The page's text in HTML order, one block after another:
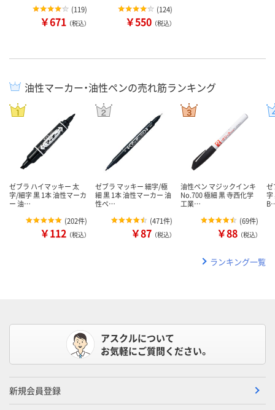
(119)
￥671 （税込）
(124)
￥550 （税込）
油性マーカー・油性ペンの売れ筋ランキング
ゼブラ ハイマッキー 太
字/細字 黒 1本 油性マーカ
ー 油…
(202件)
￥112 （税込）
ゼブラ マッキー 細字/極
細 黒 1本 油性マーカー 油
性ペ…
(471件)
￥87 （税込）
油性ペン マジックインキ
No.700 極細 黒 寺西化学
工業…
(69件)
￥88 （税込）
ゼ
字
ランキング一覧
アスクルについて
お気軽にご質問ください。
新規会員登録